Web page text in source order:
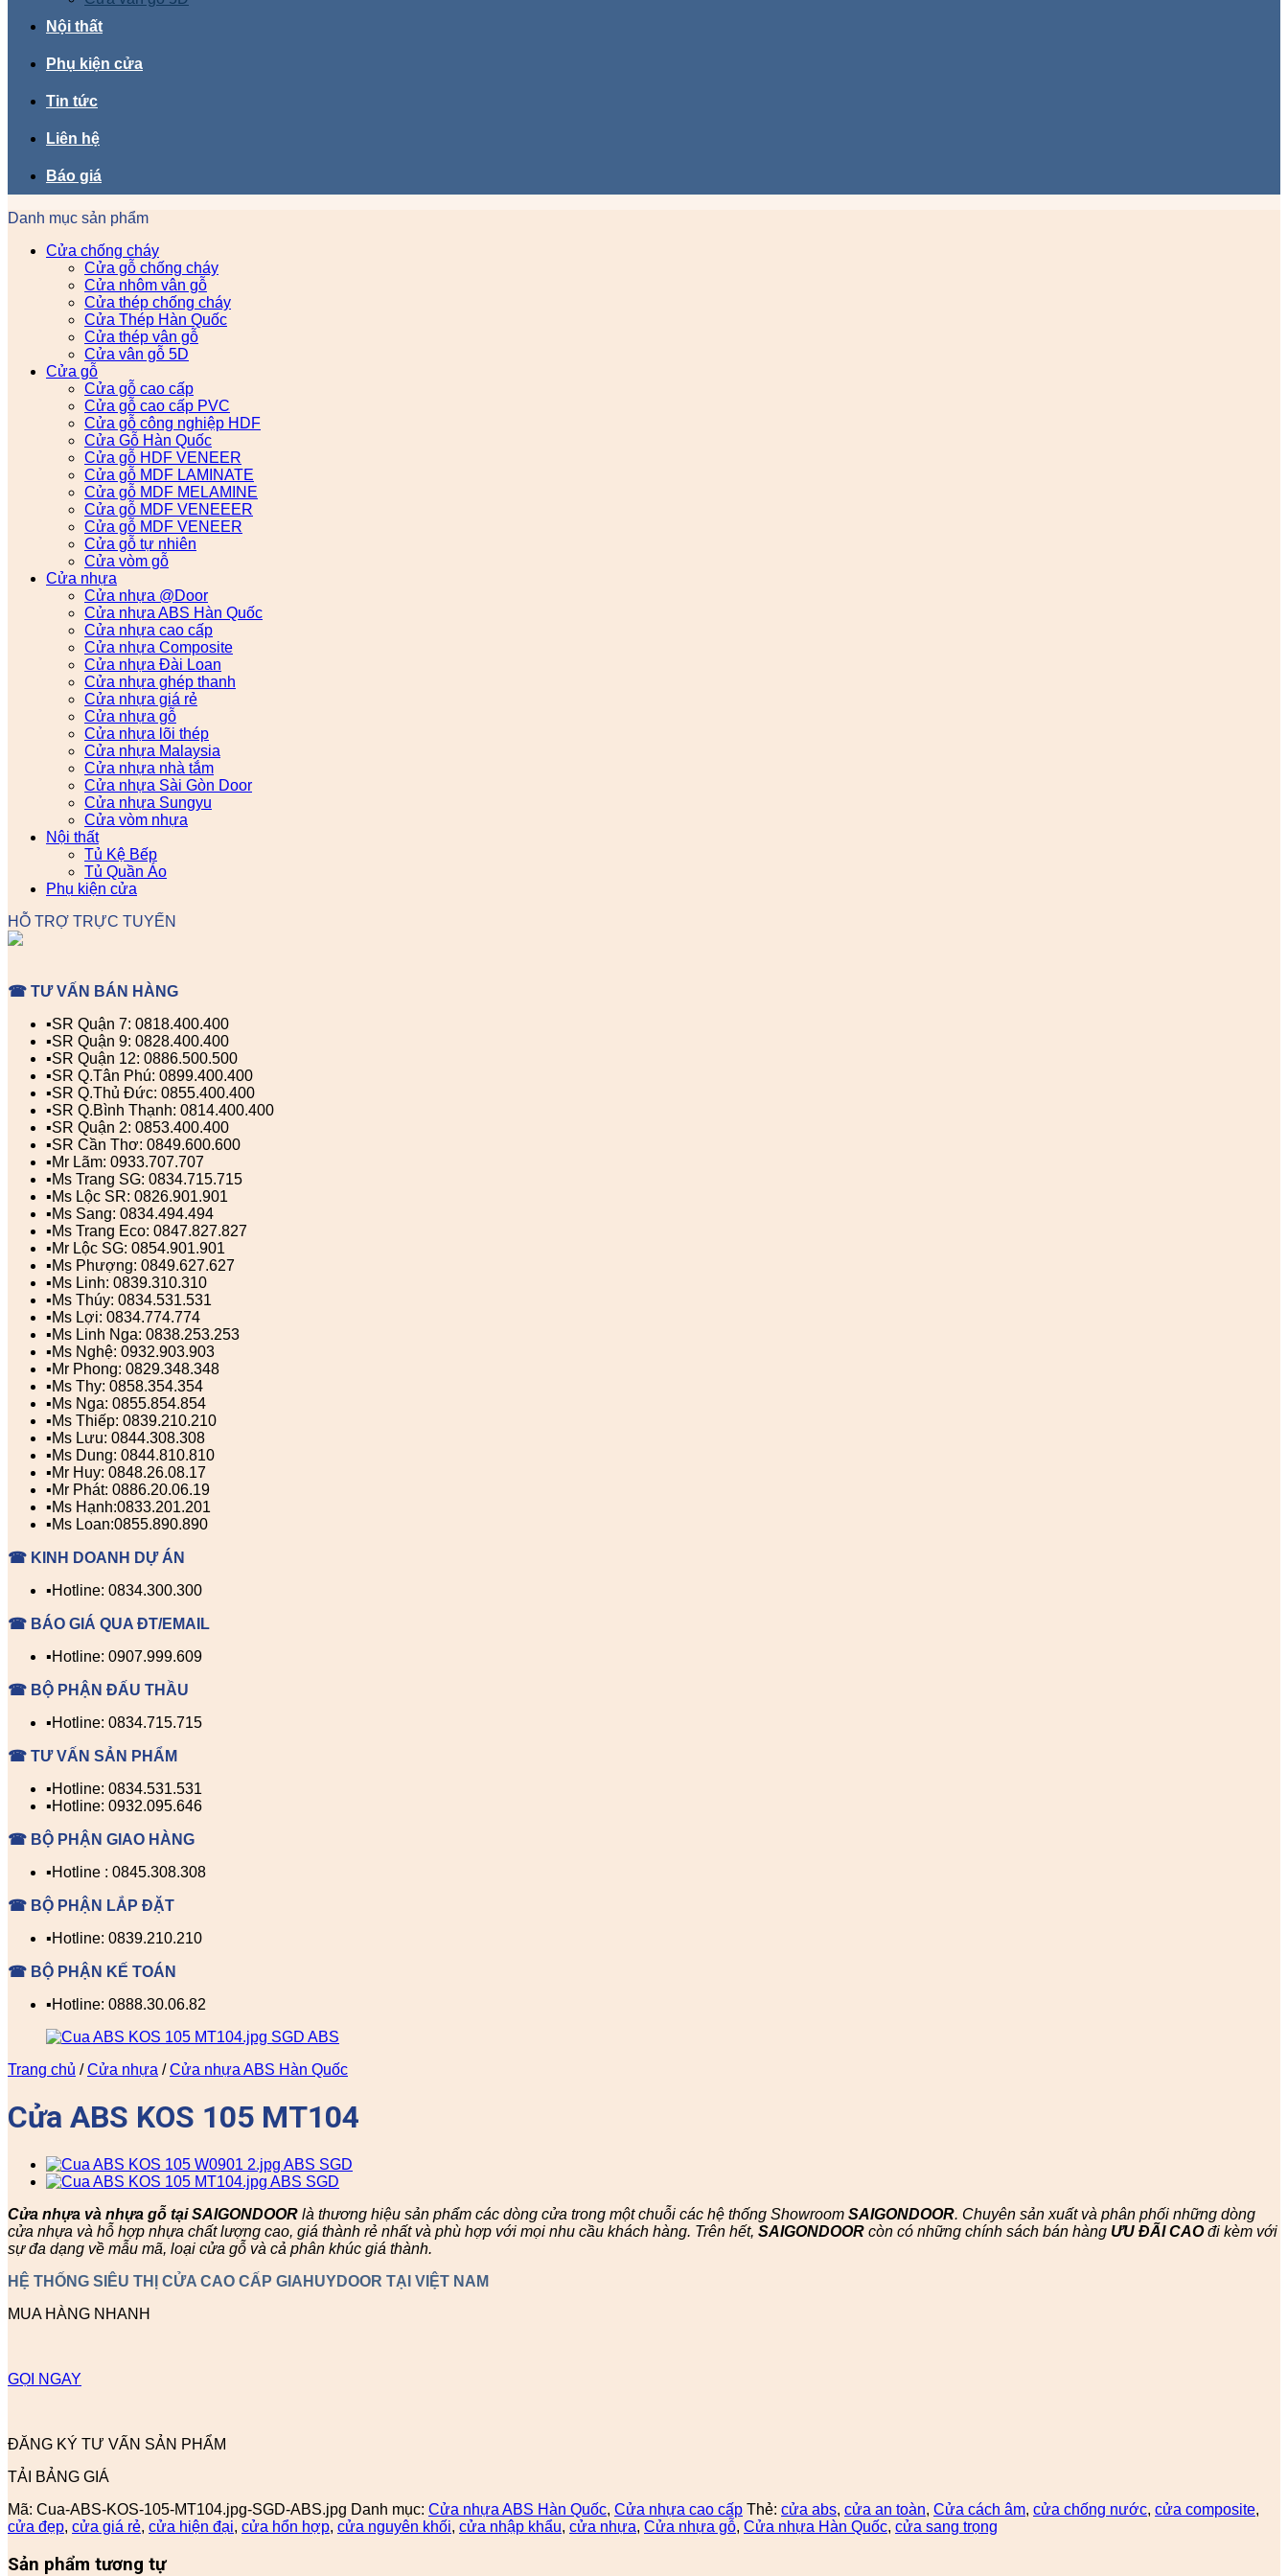
Nội thất
Phụ kiện cửa
Tin tức
Liên hệ
Báo giá
Danh mục sản phẩm
Cửa chống cháy
Cửa gỗ chống cháy
Cửa nhôm vân gỗ
Cửa thép chống cháy
Cửa Thép Hàn Quốc
Cửa thép vân gỗ
Cửa vân gỗ 5D
Cửa gỗ
Cửa gỗ cao cấp
Cửa gỗ cao cấp PVC
Cửa gỗ công nghiệp HDF
Cửa Gỗ Hàn Quốc
Cửa gỗ HDF VENEER
Cửa gỗ MDF LAMINATE
Cửa gỗ MDF MELAMINE
Cửa gỗ MDF VENEEER
Cửa gỗ MDF VENEER
Cửa gỗ tự nhiên
Cửa vòm gỗ
Cửa nhựa
Cửa nhựa @Door
Cửa nhựa ABS Hàn Quốc
Cửa nhựa cao cấp
Cửa nhựa Composite
Cửa nhựa Đài Loan
Cửa nhựa ghép thanh
Cửa nhựa giá rẻ
Cửa nhựa gỗ
Cửa nhựa lõi thép
Cửa nhựa Malaysia
Cửa nhựa nhà tắm
Cửa nhựa Sài Gòn Door
Cửa nhựa Sungyu
Cửa vòm nhựa
Nội thất
Tủ Kệ Bếp
Tủ Quần Áo
Phụ kiện cửa
HỖ TRỢ TRỰC TUYẾN
☎ TƯ VẤN BÁN HÀNG
▪️SR Quận 7: 0818.400.400
▪️SR Quận 9: 0828.400.400
▪️SR Quận 12: 0886.500.500
▪️SR Q.Tân Phú: 0899.400.400
▪️SR Q.Thủ Đức: 0855.400.400
▪️SR Q.Bình Thạnh: 0814.400.400
▪️SR Quận 2: 0853.400.400
▪️SR Cần Thơ: 0849.600.600
▪️Mr Lãm: 0933.707.707
▪️Ms Trang SG: 0834.715.715
▪️Ms Lộc SR: 0826.901.901
▪️Ms Sang: 0834.494.494
▪️Ms Trang Eco: 0847.827.827
▪️Mr Lộc SG: 0854.901.901
▪️Ms Phượng: 0849.627.627
▪️Ms Linh: 0839.310.310
▪️Ms Thúy: 0834.531.531
▪️Ms Lợi: 0834.774.774
▪️Ms Linh Nga: 0838.253.253
▪️Ms Nghệ: 0932.903.903
▪️Mr Phong: 0829.348.348
▪️Ms Thy: 0858.354.354
▪️Ms Nga: 0855.854.854
▪️Ms Thiếp: 0839.210.210
▪️Ms Lưu: 0844.308.308
▪️Ms Dung: 0844.810.810
▪️Mr Huy: 0848.26.08.17
▪️Mr Phát: 0886.20.06.19
▪️Ms Hạnh:0833.201.201
▪️Ms Loan:0855.890.890
☎ KINH DOANH DỰ ÁN
▪️Hotline: 0834.300.300
☎ BÁO GIÁ QUA ĐT/EMAIL
▪️Hotline: 0907.999.609
☎ BỘ PHẬN ĐẤU THẦU
▪️Hotline: 0834.715.715
☎ TƯ VẤN SẢN PHẨM
▪️Hotline: 0834.531.531
▪️Hotline: 0932.095.646
☎ BỘ PHẬN GIAO HÀNG
▪️Hotline : 0845.308.308
☎ BỘ PHẬN LẮP ĐẶT
▪️Hotline: 0839.210.210
☎ BỘ PHẬN KẾ TOÁN
▪️Hotline: 0888.30.06.82
Trang chủ / Cửa nhựa / Cửa nhựa ABS Hàn Quốc
Cửa ABS KOS 105 MT104
Cửa nhựa và nhựa gỗ tại SAIGONDOOR là thương hiệu sản phẩm các dòng cửa trong một chuỗi các hệ thống Showroom SAIGONDOOR. Chuyên sản xuất và phân phối những dòng
cửa nhựa và hỗ hợp nhựa chất lượng cao, giá thành rẻ nhất và phù hợp với mọi nhu cầu khách hàng. Trên hết, SAIGONDOOR còn có những chính sách bán hàng ƯU ĐÃI CAOđi kèm với
sự đa dạng về mẫu mã, loại cửa gỗ và cả phân khúc giá thành.
HỆ THỐNG SIÊU THỊ CỬA CAO CẤP GIAHUYDOOR TẠI VIỆT NAM
MUA HÀNG NHANH
GỌI NGAY
ĐĂNG KÝ TƯ VẤN SẢN PHẨM
TẢI BẢNG GIÁ
Mã: Cua-ABS-KOS-105-MT104.jpg-SGD-ABS.jpg Danh mục: Cửa nhựa ABS Hàn Quốc, Cửa nhựa cao cấp Thẻ: cửa abs, cửa an toàn, Cửa cách âm, cửa chống nước, cửa composite,
cửa đẹp, cửa giá rẻ, cửa hiện đại, cửa hổn hợp, cửa nguyên khối, cửa nhập khẩu, cửa nhựa, Cửa nhựa gỗ, Cửa nhựa Hàn Quốc, cửa sang trọng
Sản phẩm tương tự